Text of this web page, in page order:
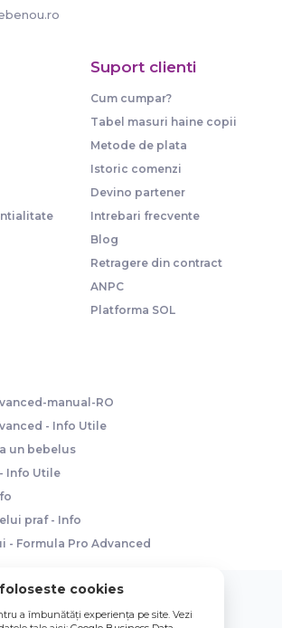
Suport clienti
Cum cumpar?
Tabel masuri haine copii
Metode de plata
Istoric comenzi
Devino partener
Intrebari frecvente
Blog
Retragere din contract
ANPC
Platforma SOL
manual-RO
- Info Utile
un bebelus
Info Utile
praf - Info
- Formula Pro Advanced
Bebe Nou Online Store SRL
cookies
a îmbunătăți experiența pe site. Vezi